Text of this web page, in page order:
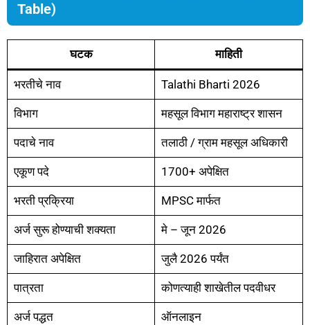
Table)
घटक माहिती
भरतीचे नाव Talathi Bharti 2026
विभाग महसूल विभाग महाराष्ट्र शासन
पदाचे नाव तलाठी / ग्राम महसूल अधिकारी
एकूण पदे 1700+ अपेक्षित
भरती प्रक्रिया MPSC मार्फत
अर्ज सुरू होण्याची शक्यता मे – जून 2026
जाहिरात अपेक्षित जुलै 2026 पर्यंत
पात्रता कोणत्याही शाखेतील पदवीधर
अर्ज पद्धत ऑनलाइन